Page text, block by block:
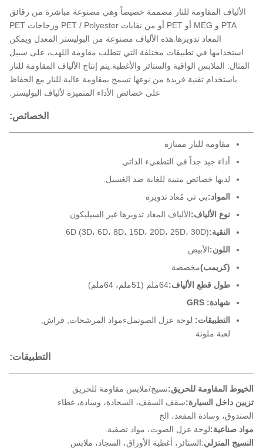
الألياف المقاومة للنار مصممة خصيصاً وهي مصنوعة مباشرة من رقائق
PTA و MEG أو PET أو من نفايات PET / Polyester وزجاجات PET
المعاد تدويرها.هذه الألياف مصنوعة من البوليستر المعدل ويمكن
استخدامها في تطبيقات مختلفة التي تتطلب مقاومة اللهب، على سبيل
المثال: الملابس الواقية والستائر والأغطية.يتم إنتاج الألياف المقاومة للنار
باستخدام تقنية فريدة من نوعها تسمح بمقاومة عالية للنار مع الحفاظ
على خصائص الأداء المتميزة لألياف البوليستر.
الخصائص:
مقاومة للنار ممتازة
أداء جيد جداً في التطفيء الذاتي
لديها خصائص متينة للغاية ضد الغسيل.
المواد:بي تي مُعاد تدويره
نوع الألياف:الألياف المعاد تدويرها غير السيليكون
النقية:6D (3D، 6D، 8D، 15D، 20D، 25D، 30D)
اللون:الأبيض
(كريمب)مخصصة
طول قطع الألياف:64ملم (51ملم، 64ملم)
شهادة: GRS
التطبيقات: لوحة عزل الصوتملءمواد المرشحات , فراش,
لعبة ملونة
التطبيقات:
الخيوط المقاومة للحريق:نسيج/ملابس مقاومة للحريق
تزيين داخل السيارة:سقف السقف، السجادة، وسادة، غطاء
الصندوق، وسادة المقعد، الخ
مواد صناعية:لوحة عزل الصوت، مواد تصفية.
النسيج المنزلي:الستائر، أغطية الأوراق، السجاد، ملابس